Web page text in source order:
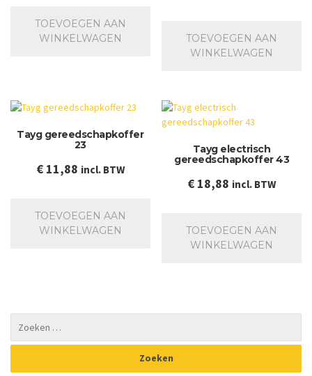
TOEVOEGEN AAN
WINKELWAGEN
€ 503,95.€ 349,00.
TOEVOEGEN AAN
WINKELWAGEN
Tayg gereedschapkoffer
23
€11,88 incl. BTW
TOEVOEGEN AAN
WINKELWAGEN
Tayg electrisch
gereedschapkoffer 43
€ 18,88 incl. BTW
TOEVOEGEN AAN
WINKELWAGEN